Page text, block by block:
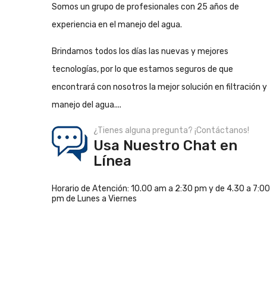
Somos un grupo de profesionales con 25 años de
experiencia en el manejo del agua.
Brindamos todos los días las nuevas y mejores
tecnologías, por lo que estamos seguros de que
encontrará con nosotros la mejor solución en filtración y
manejo del agua....
¿Tienes alguna pregunta? ¡Contáctanos!
Usa Nuestro Chat en
Línea
Horario de Atención: 10.00 am a 2:30 pm y de 4.30 a 7:00
pm de Lunes a Viernes